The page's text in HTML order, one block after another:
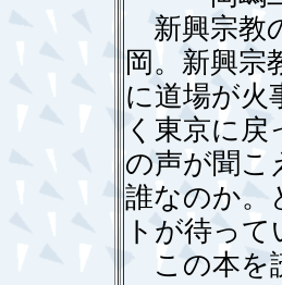
新興宗教
岡。新興宗
に道場が
く東京に
の声が聞こ
誰なのか。
トが待って
この本を